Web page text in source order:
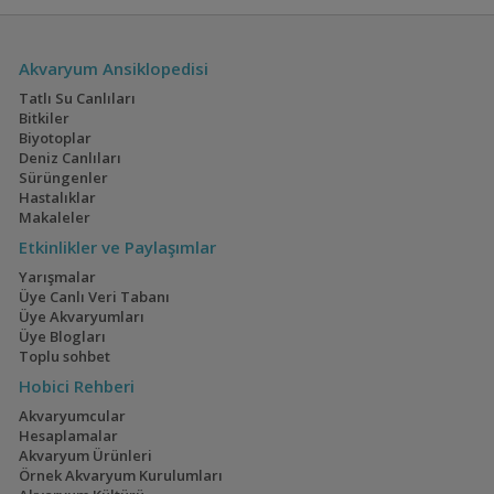
Electric Blue Acara
Head Tapajos(13)
Ateşağız
Akvaryum Ansiklopedisi
Tatlı Su Canlıları
Bitkiler
Biyotoplar
Deniz Canlıları
Sürüngenler
Hastalıklar
Makaleler
Etkinlikler ve Paylaşımlar
Yarışmalar
Üye Canlı Veri Tabanı
Üye Akvaryumları
Üye Blogları
Toplu sohbet
Hobici Rehberi
Akvaryumcular
Hesaplamalar
Akvaryum Ürünleri
Örnek Akvaryum Kurulumları